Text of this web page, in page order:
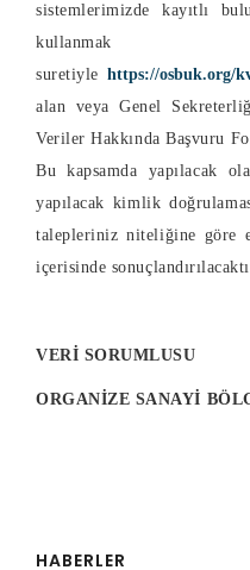
sistemlerimizde kayıtlı
kullanmak
suretiylehttps://osbuk.org/
alan veya Genel
Veriler Hakkında Başvuru
Bu kapsamda yapılacak
yapılacak kimlik
talepleriniz niteliğine göre
içerisinde
VERİ SORUMLUSU
ORGANİZE SANAYİ
HABERLER